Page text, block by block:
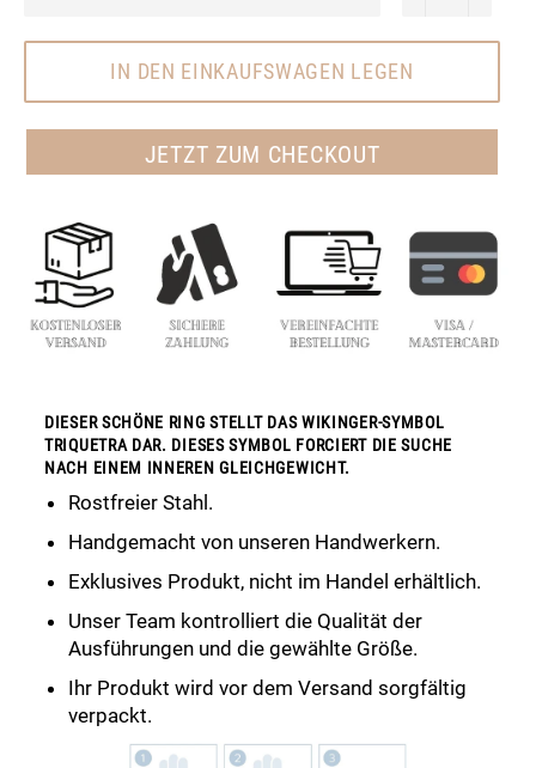
IN DEN EINKAUFSWAGEN LEGEN
JETZT ZUM CHECKOUT
DIESER SCHÖNE RING STELLT DAS WIKINGER-SYMBOL
TRIQUETRA DAR. DIESES SYMBOL FORCIERT DIE SUCHE
NACH EINEM INNEREN GLEICHGEWICHT.
Rostfreier Stahl.
Handgemacht von unseren Handwerkern.
Exklusives Produkt, nicht im Handel erhältlich.
Unser Team kontrolliert die Qualität der
Ausführungen und die gewählte Größe.
Ihr Produkt wird vor dem Versand sorgfältig
verpackt.